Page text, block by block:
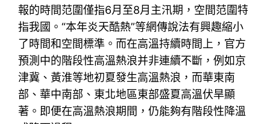
報的時間范圍僅指6月至8月主汛期，空間范圍特
指我國。“本年炎天酷熱”等網傳說法有興趣縮小
了時間和空間標準。而在高溫持續時間上，官方
預測中的階段性高溫熱浪并非連續不斷，例如京
津冀、黃淮等地初夏發生高溫熱浪，而華東南
部、華中南部、東北地區東部盛夏高溫伏旱顯
著。即便在高溫熱浪期間，仍能夠有階段性降溫